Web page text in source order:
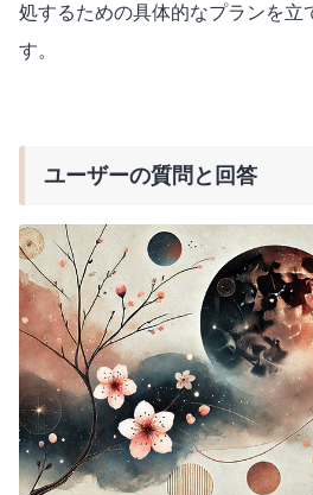
処するための具体的なプランを立
す。
ユーザーの質問と回答